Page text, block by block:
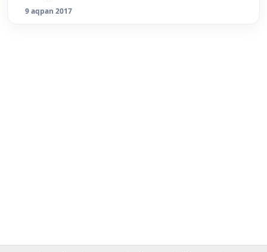
9 aqpan 2017